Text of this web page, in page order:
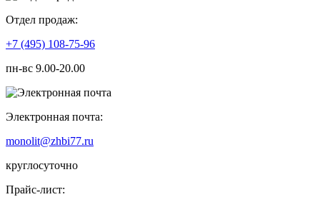
Отдел продаж:
+7 (495) 108-75-96
пн-вс 9.00-20.00
Электронная почта:
monolit@zhbi77.ru
круглосуточно
Прайс-лист: